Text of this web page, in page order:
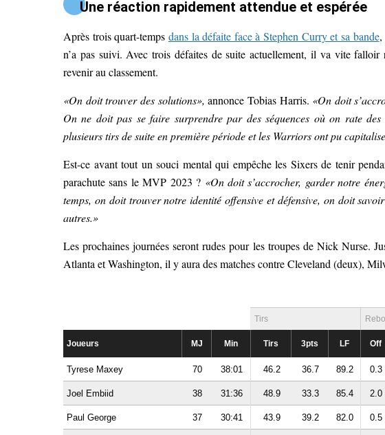
Une réaction rapidement attendue et espérée
Après trois quart-temps dans la défaite face à Stephen Curry et sa bande,
n’a pas suivi. Avec trois défaites de suite actuellement, il va vite
revenir au classement.
«On doit trouver des solutions»,annonce Tobias Harris. «On doit
On ne doit pas se faire surprendre par des séquences où on rate
plusieurs tirs de suite en première période et les Warriors ont pu
Est-ce avant tout un souci mental qui empêche les Sixers de tenir
parachute sans le MVP 2023 ? «On doit s’accrocher, garder notre
temps, on doit trouver notre identité offensive et défensive, on doit
autres.»
Les prochaines journées seront rudes pour les troupes de Nick Nurse.
Atlanta et Washington, il y aura des matches contre Cleveland (deux),
Tirs
Joueurs MJ Min Tirs 3pts LF Off
Tyrese Maxey 70 38:01 46.2 36.7 89.2 0.3
Joel Embiid 38 31:36 48.9 33.3 85.4 2.0
Paul George 37 30:41 43.9 39.2 82.0 0.5